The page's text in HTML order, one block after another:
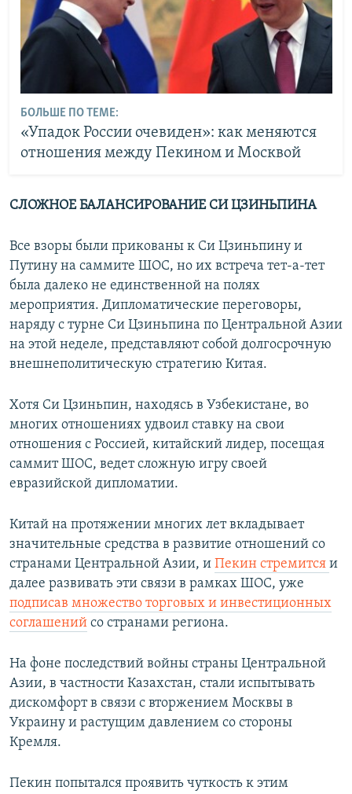
БОЛЬШЕ ПО ТЕМЕ:
«Упадок России очевиден»: как меняются
отношения между Пекином и Москвой
СЛОЖНОЕ БАЛАНСИРОВАНИЕ СИ ЦЗИНЬПИНА
Все взоры были прикованы к Си Цзиньпину и
Путину на саммите ШОС, но их встреча тет-а-тет
была далеко не единственной на полях
мероприятия. Дипломатические переговоры,
наряду с турне Си Цзиньпина по Центральной Азии
на этой неделе, представляют собой долгосрочную
внешнеполитическую стратегию Китая.
Хотя Си Цзиньпин, находясь в Узбекистане, во
многих отношениях удвоил ставку на свои
отношения с Россией, китайский лидер, посещая
саммит ШОС, ведет сложную игру своей
евразийской дипломатии.
Китай на протяжении многих лет вкладывает
значительные средства в развитие отношений со
странами Центральной Азии, и Пекин стремится и
далее развивать эти связи в рамках ШОС, уже
подписав множество торговых и инвестиционных
соглашений со странами региона.
На фоне последствий войны страны Центральной
Азии, в частности Казахстан, стали испытывать
дискомфорт в связи с вторжением Москвы в
Украину и растущим давлением со стороны
Кремля.
Пекин попытался проявить чуткость к этим